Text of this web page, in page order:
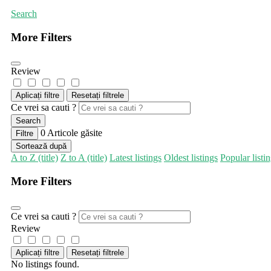
Search
More Filters
Review
Aplicați filtre Resetați filtrele
Ce vrei sa cauti ?
Search
Filtre
0 Articole găsite
Sortează după
A to Z (title) Z to A (title) Latest listings Oldest listings Popular
More Filters
Ce vrei sa cauti ?
Review
Aplicați filtre Resetați filtrele
No listings found.